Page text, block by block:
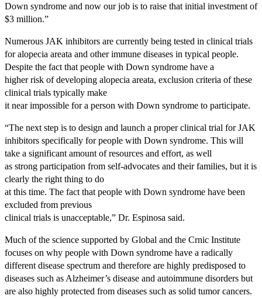
Down syndrome and now our job is to raise that initial investment of
$3 million.”
Numerous JAK inhibitors are currently being tested in clinical trials
for alopecia areata and other immune diseases in typical people.
Despite the fact that people with Down syndrome have a
higher risk of developing alopecia areata, exclusion criteria of these
clinical trials typically make
it near impossible for a person with Down syndrome to participate.
“The next step is to design and launch a proper clinical trial for JAK
inhibitors specifically for people with Down syndrome. This will
take a significant amount of resources and effort, as well
as strong participation from self-advocates and their families, but it is
clearly the right thing to do
at this time. The fact that people with Down syndrome have been
excluded from previous
clinical trials is unacceptable,” Dr. Espinosa said.
Much of the science supported by Global and the Crnic Institute
focuses on why people with Down syndrome have a radically
different disease spectrum and therefore are highly predisposed to
diseases such as Alzheimer’s disease and autoimmune disorders but
are also highly protected from diseases such as solid tumor cancers.